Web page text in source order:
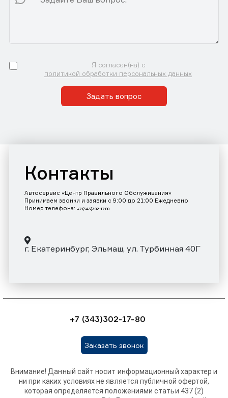
Я согласен(на) с
политикой обработки персональных данных
Задать вопрос
Контакты
Автосервис «Центр Правильного Обслуживания»
Принимаем звонки и заявки с 9:00 до 21:00 Ежедневно
Номер телефона: +7 (343)302-17-80
г. Екатеринбург, Эльмаш, ул. Турбинная 40Г
+7 (343)302-17-80
Заказать звонок
Внимание! Данный сайт носит информационный характер и
ни при каких условиях не является публичной офертой,
которая определяется положениями статьи 437 (2)